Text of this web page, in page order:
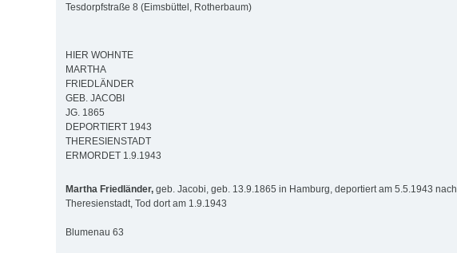
Tesdorpfstraße 8 (Eimsbüttel, Rotherbaum)
HIER WOHNTE
MARTHA
FRIEDLÄNDER
GEB. JACOBI
JG. 1865
DEPORTIERT 1943
THERESIENSTADT
ERMORDET 1.9.1943
Martha Friedländer, geb. Jacobi, geb. 13.9.1865 in Hamburg, deportiert am 5.5.1943 nach
Theresienstadt, Tod dort am 1.9.1943
Blumenau 63